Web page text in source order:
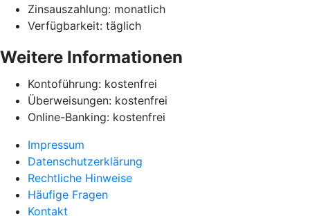
Zinsauszahlung: monatlich
Verfügbarkeit: täglich
Weitere Informationen
Kontoführung: kostenfrei
Überweisungen: kostenfrei
Online-Banking: kostenfrei
Impressum
Datenschutzerklärung
Rechtliche Hinweise
Häufige Fragen
Kontakt